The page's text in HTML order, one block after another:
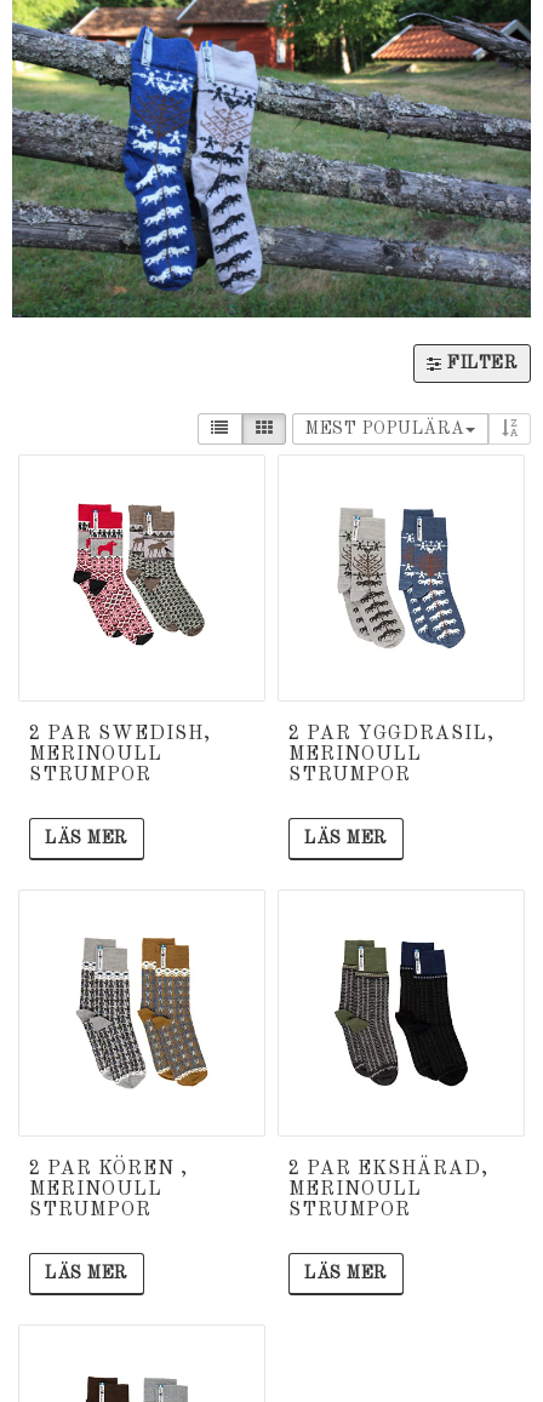
FILTER
MEST POPULÄRA
2 PAR SWEDISH,
MERINOULL
STRUMPOR
LÄS MER
2 PAR YGGDRASIL,
MERINOULL
STRUMPOR
LÄS MER
2 PAR KÖREN ,
MERINOULL
STRUMPOR
LÄS MER
2 PAR EKSHÄRAD,
MERINOULL
STRUMPOR
LÄS MER